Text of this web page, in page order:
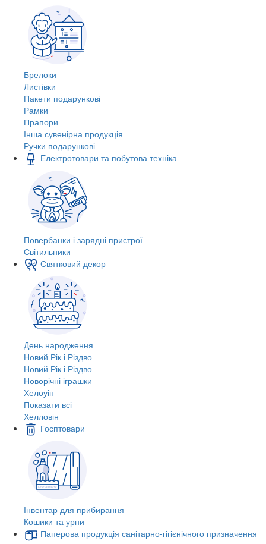
Брелоки
Листівки
Пакети подарункові
Рамки
Прапори
Інша сувенірна продукція
Ручки подарункові
Електротовари та побутова техніка
Повербанки і зарядні пристрої
Світильники
Святковий декор
День народження
Новий Рік і Різдво
Новий Рік і Різдво
Новорічні іграшки
Хелоуін
Показати всі
Хелловін
Госптовари
Інвентар для прибирання
Кошики та урни
Паперова продукція санітарно-гігієнічного призначення